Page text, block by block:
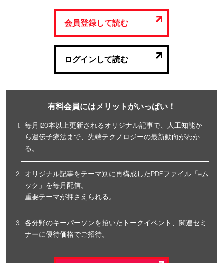
会員登録して読む
ログインして読む
有料会員にはメリットがいっぱい！
毎月120本以上更新されるオリジナル記事で、人工知能か
ら遺伝子療法まで、先端テクノロジーの最新動向がわか
る。
オリジナル記事をテーマ別に再構成したPDFファイル「eム
ック」を毎月配信。
重要テーマが押さえられる。
各分野のキーパーソンを招いたトークイベント、関連セミ
ナーに優待価格でご招待。